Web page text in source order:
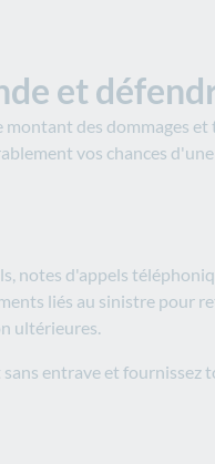
et
des dommages
vos chances
notes d'appels
liés au sinistre pour
ultérieures.​
entrave et fournissez